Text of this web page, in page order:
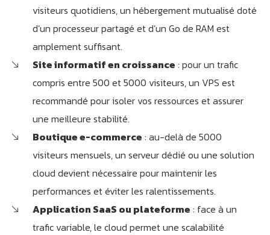
visiteurs quotidiens, un hébergement mutualisé doté
d’un processeur partagé et d’un Go de RAM est
amplement suffisant.
Site informatif en croissance : pour un trafic
compris entre 500 et 5000 visiteurs, un VPS est
recommandé pour isoler vos ressources et assurer
une meilleure stabilité.
Boutique e-commerce : au-delà de 5000
visiteurs mensuels, un serveur dédié ou une solution
cloud devient nécessaire pour maintenir les
performances et éviter les ralentissements.
Application SaaS ou plateforme : face à un
trafic variable, le cloud permet une scalabilité